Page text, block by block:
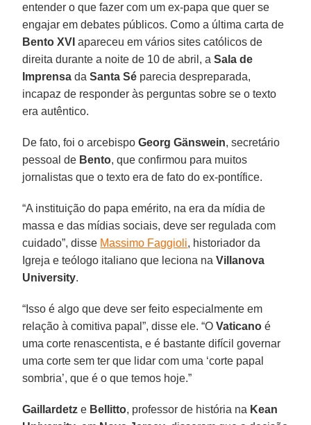
entender o que fazer com um ex-papa que quer se
engajar em debates públicos. Como a última carta de
Bento XVI apareceu em vários sites católicos de
direita durante a noite de 10 de abril, aSala de
Imprensa daSanta Sé parecia despreparada,
incapaz de responder às perguntas sobre se o texto
era autêntico.
De fato, foi o arcebispoGeorg Gänswein, secretário
pessoal de Bento, que confirmou para muitos
jornalistas que o texto era de fato do ex-pontífice.
“A instituição do papa emérito, na era da mídia de
massa e das mídias sociais, deve ser regulada com
cuidado”, disse Massimo Faggioli, historiador da
Igreja e teólogo italiano que leciona naVillanova
University.
“Isso é algo que deve ser feito especialmente em
relação à comitiva papal”, disse ele. “OVaticano é
uma corte renascentista, e é bastante difícil governar
uma corte sem ter que lidar com uma ‘corte papal
sombria’, que é o que temos hoje.”
Gaillardetz e Bellitto, professor de história na Kean